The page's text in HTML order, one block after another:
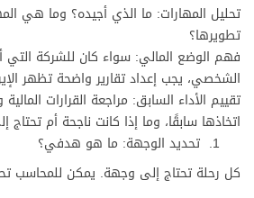
تحليل المهارات: ما الذي أجيده؟ وما هي
تطويرها؟
فهم الوضع المالي: سواء كان للشركة التي
الشخصي، يجب إعداد تقارير واضحة تظهر
تقييم الأداء السابق: مراجعة القرارات
اتخاذها سابقًا، وما إذا كانت ناجحة أم
تحديد الوجهة: ما هو هدفي؟
كل رحلة تحتاج إلى وجهة. يمكن للمحاسب